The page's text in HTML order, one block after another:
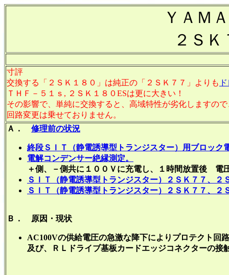
ＹＡＭ
２Ｓ
寸評
交換する「２ＳＫ１８０」は純正の「２ＳＫ７７」よりも
ＴＨＦ－５１ｓ, ２ＳＫ１８０ESは更に大きい！
その影響で、単純に交換すると、高域特性が劣化しますの
回路変更は乗せておりません。
Ａ． 修理前の状況
終段ＳＩＴ（静電誘導型トランジスター）用ブロック
電解コンデンサー絶縁測定。
＋側、－側共に１００Ｖに充電し、１時間放置後 電
ＳＩＴ（静電誘導型トランジスター）２ＳＫ７７、
ＳＩＴ（静電誘導型トランジスター）２ＳＫ７７、
Ｂ． 原因・現状
AC100Vの供給電圧の急激な降下によりプロテクト回
及び、ＲＬドライブ基板カードエッジコネクターの